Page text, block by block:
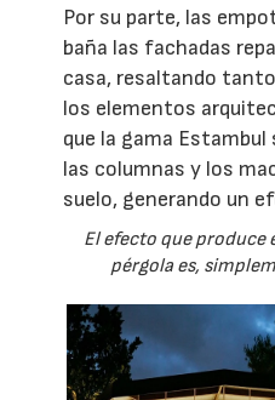
Por su parte, las
baña las fachadas
casa, resaltando
los elementos
que la gama
las columnas y los
suelo, generando un
El efecto que produce
pérgola es,